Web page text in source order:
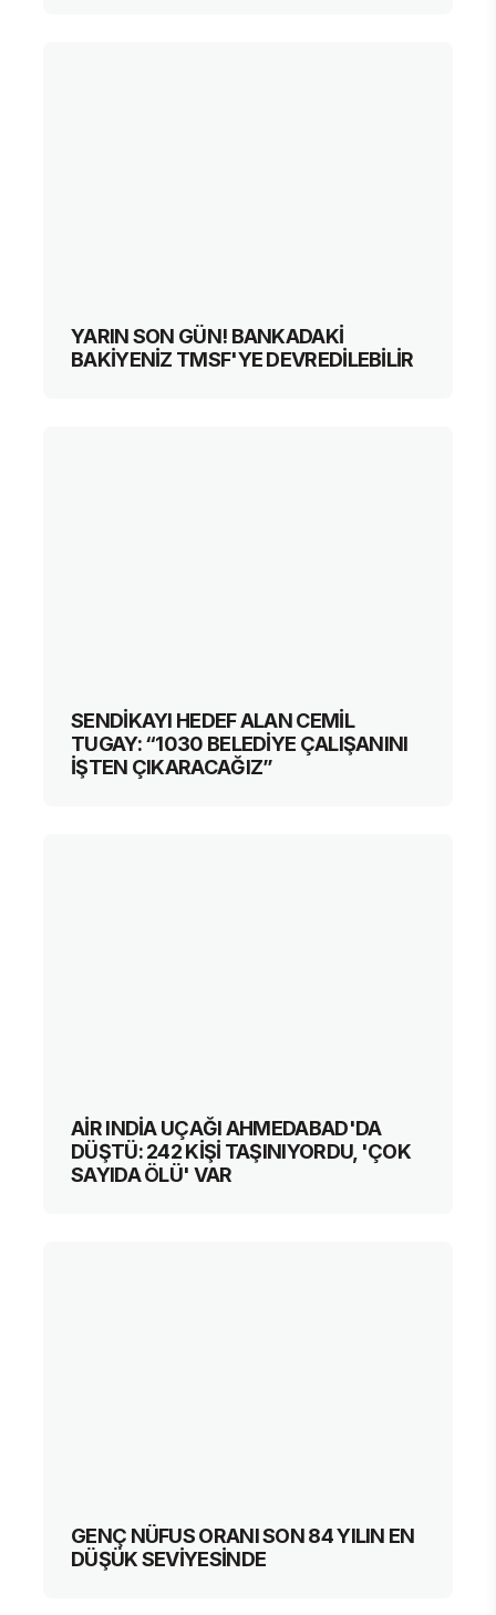
YARIN SON GÜN! BANKADAKİ
BAKİYENİZ TMSF'YE DEVREDİLEBİLİR
SENDİKAYI HEDEF ALAN CEMİL
TUGAY: “1030 BELEDİYE ÇALIŞANINI
İŞTEN ÇIKARACAĞIZ”
AİR INDİA UÇAĞI AHMEDABAD'DA
DÜŞTÜ: 242 KİŞİ TAŞINIYORDU, 'ÇOK
SAYIDA ÖLÜ' VAR
GENÇ NÜFUS ORANI SON 84 YILIN EN
DÜŞÜK SEVİYESİNDE